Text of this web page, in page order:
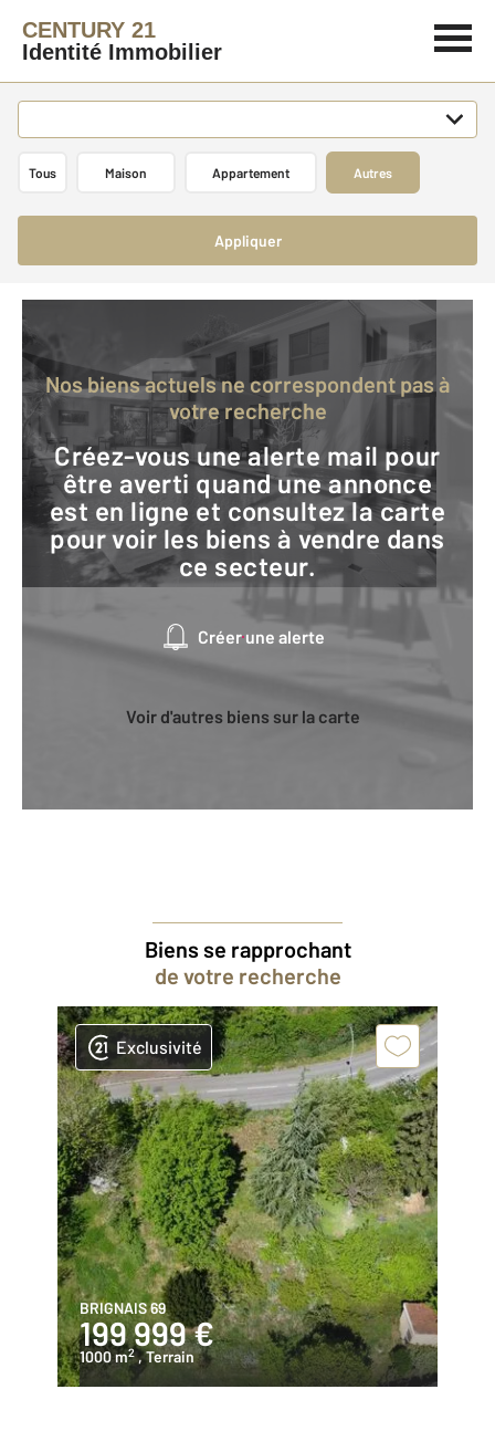
CENTURY 21
Identité Immobilier
Tous Maison Appartement Autres
Appliquer
Nos biens actuels ne correspondent pas à
votre recherche
Créez-vous une alerte mail pour
être averti quand une annonce
est en ligne et consultez la carte
pour voir les biens à vendre dans
ce secteur.
Créer une alerte
Voir d'autres biens sur la carte
Biens se rapprochant
de votre recherche
Exclusivité
BRIGNAIS 69
199 999 €
1000 m2 , Terrain